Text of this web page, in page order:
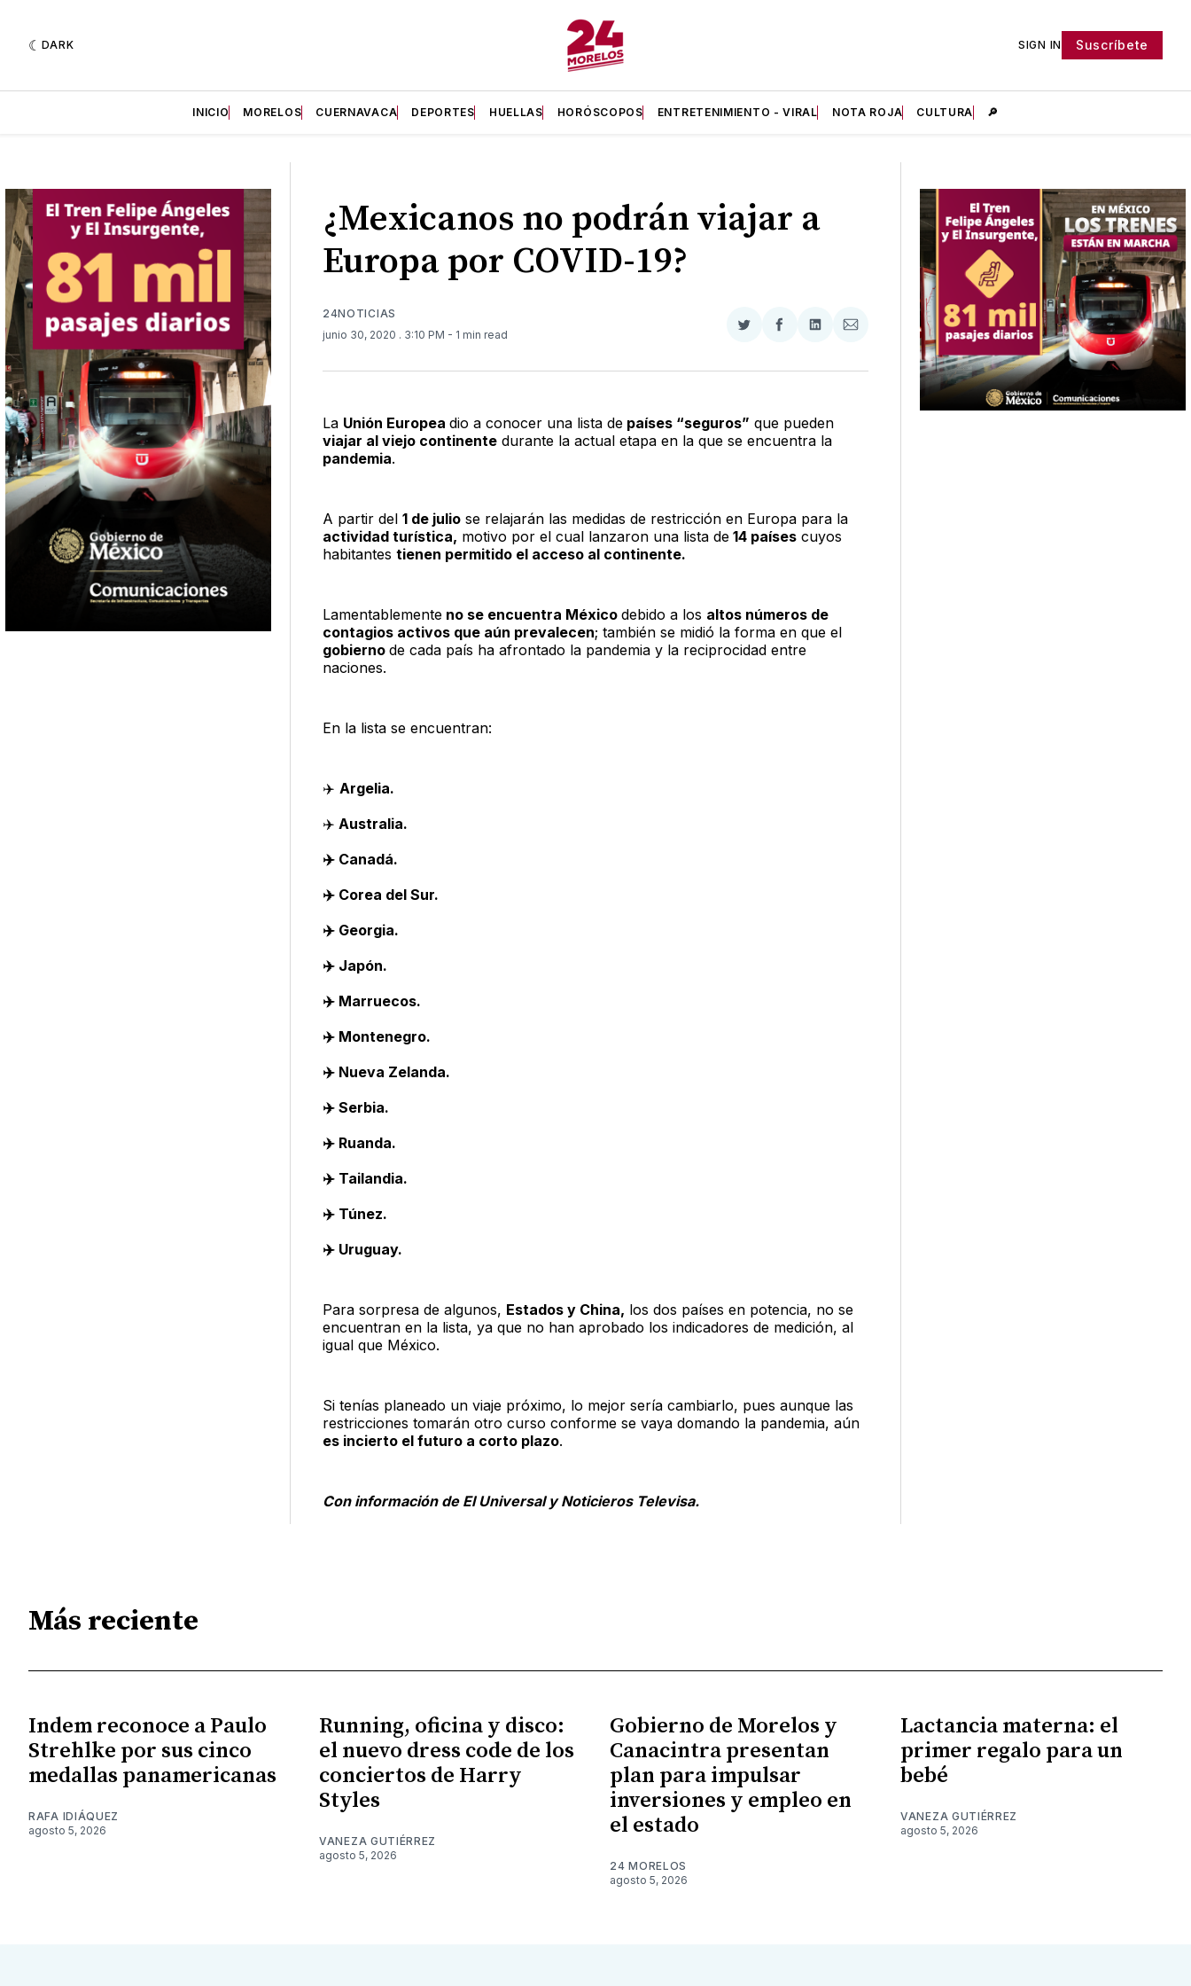
DARK SIGN IN Suscríbete
INICIO MORELOS CUERNAVACA DEPORTES HUELLAS HORÓSCOPOS ENTRETENIMIENTO - VIRAL NOTA ROJA CULTURA 🔎
¿Mexicanos no podrán viajar a
Europa por COVID-19?
24NOTICIAS
junio 30, 2020 . 3:10 PM - 1 min read
Compartir
Twitter
Compartir
Facebook
Compartir
LinkedIn
Compartir
Email
La Unión Europea dio a conocer una lista depaíses “seguros” que pueden
viajar al viejo continentedurante la actual etapa en la que se encuentra la
pandemia.
A partir del 1 de juliose relajarán las medidas de restricción en Europa para la
actividad turística, motivo por el cual lanzaron una lista de14 paísescuyos
habitantes tienen permitido el acceso al continente.
Lamentablementeno se encuentra México debido a los altos números de
contagios activos que aún prevalecen; también se midió la forma en que el
gobierno de cada país ha afrontado la pandemia y la reciprocidad entre
naciones.
En la lista se encuentran:
✈️ Argelia.
✈️ Australia.
✈️ Canadá.
✈️ Corea del Sur.
✈️ Georgia.
✈️ Japón.
✈️ Marruecos.
✈️ Montenegro.
✈️ Nueva Zelanda.
✈️ Serbia.
✈️ Ruanda.
✈️ Tailandia.
✈️ Túnez.
✈️ Uruguay.
Para sorpresa de algunos, Estados y China, los dos países en potencia, no se
encuentran en la lista, ya que no han aprobado los indicadores de medición, al
igual que México.
Si tenías planeado un viaje próximo, lo mejor sería cambiarlo, pues aunque las
restricciones tomarán otro curso conforme se vaya domando la pandemia, aún
es incierto el futuro a corto plazo.
Con información de El Universal y Noticieros Televisa.
Más reciente
Indem reconoce a Paulo
Strehlke por sus cinco
medallas panamericanas
RAFA IDIÁQUEZ
agosto 5, 2026
Running, oficina y disco:
el nuevo dress code de los
conciertos de Harry
Styles
VANEZA GUTIÉRREZ
agosto 5, 2026
Gobierno de Morelos y
Canacintra presentan
plan para impulsar
inversiones y empleo en
el estado
24 MORELOS
agosto 5, 2026
Lactancia materna: el
primer regalo para un
bebé
VANEZA GUTIÉRREZ
agosto 5, 2026